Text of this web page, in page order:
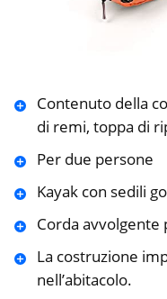
Contenuto della
di remi, toppa di
Per due persone
Kayak con sedili
Corda
La costruzione
nell’abitacolo.